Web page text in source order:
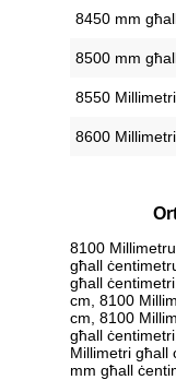
8450 mm
8500 mm
8550
8600
8100
għall
għall
cm, 8100
cm, 8100
għall
Millimetri għall
mm għall